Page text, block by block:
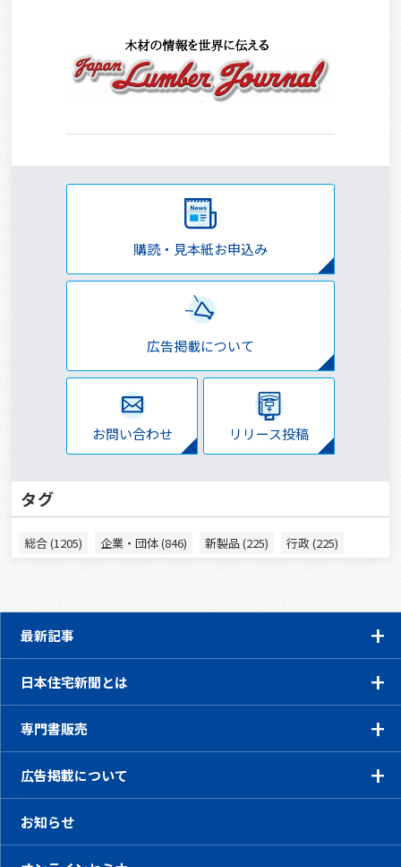
購読・見本紙お申込み
広告掲載について
お問い合わせ リリース投稿
タグ
総合 (1205) 企業・団体 (846) 新製品 (225) 行政 (225)
最新記事
日本住宅新聞とは
専門書販売
広告掲載について
お知らせ